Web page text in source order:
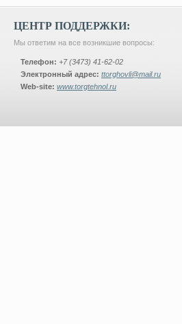
ЦЕНТР ПОДДЕРЖКИ:
Мы ответим на все возникшие вопросы:
Телефон: +7 (3473) 41-62-02
Электронный адрес: ttorghovli@mail.ru
Web-site: www.torgtehnol.ru